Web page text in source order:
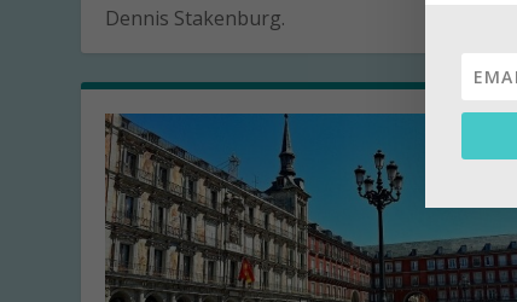
Dennis Stakenburg.